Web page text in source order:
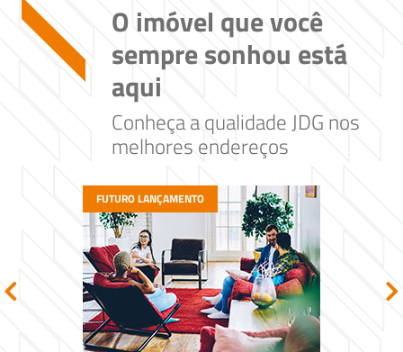
O imóvel que você
sempre sonhou está
aqui
Conheça a qualidade JDG nos
melhores endereços
FUTURO LANÇAMENTO